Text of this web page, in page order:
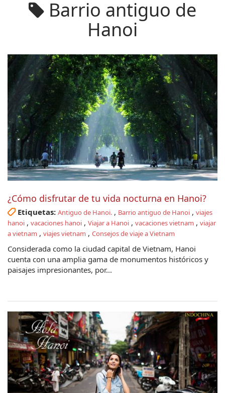
Barrio antiguo de
Hanoi
¿Cómo disfrutar de tu vida nocturna en Hanoi?
Etiquetas: Antiguo de Hanoi. , Barrio antiguo de Hanoi , viajes
hanoi , vacaciones hanoi , Viajar a Hanoi , vacaciones vietnam , viajar
a vietnam , viajes vietnam , Consejos de viaje a Vietnam
Considerada como la ciudad capital de Vietnam, Hanoi
cuenta con una amplia gama de monumentos históricos y
paisajes impresionantes, por...